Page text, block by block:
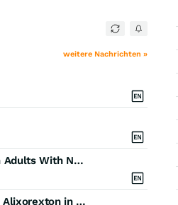
weitere Nachrichten »
Alkermes’ Alixorexton Demonstrated Sustained Improvement in Wakefulness in Adults With Narcolepsy Type 1 and Type 2 in Long-Term Extension Study Interim Analysis
Alkermes Presents Detailed Positive Results From Vibrance-2 Phase 2 Study of Alixorexton in Adults With Narcolepsy Type 2 at SLEEP 2026